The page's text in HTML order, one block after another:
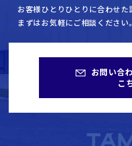
お客様ひとりひとりに合わせた
まずはお気軽にご相談ください。
お問い合
こ